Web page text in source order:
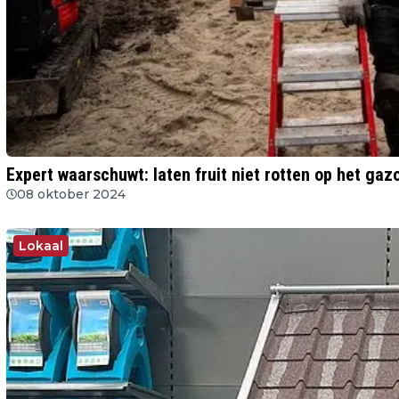
Expert waarschuwt: laten fruit niet rotten op het
08 oktober 2024
Lokaal